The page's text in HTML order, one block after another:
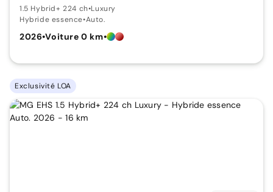
1.5 Hybrid+ 224 ch•Luxury
Hybride essence•Auto.
2026•Voiture 0 km•
Exclusivité LOA